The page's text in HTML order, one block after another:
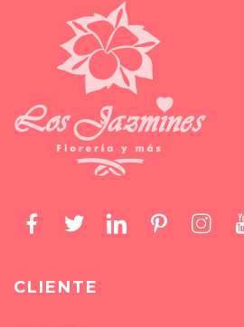
CLIENTE